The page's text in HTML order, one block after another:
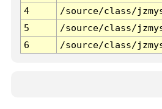
4
/source/class/
5
/source/class/
6
/source/class/